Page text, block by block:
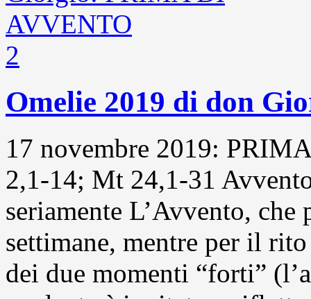
2
Omelie 2019 di don
17 novembre 2019:
2,1-14; Mt 24,1-31
seriamente L’Avvento,
settimane, mentre per il
dei due momenti “forti”